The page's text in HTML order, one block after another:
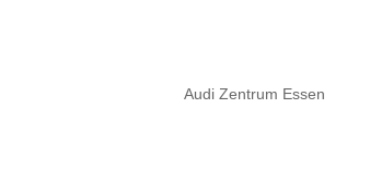
Audi Zentrum Essen